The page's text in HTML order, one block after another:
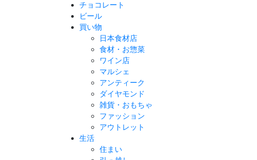
チョコレート
ビール
買い物
日本食材店
食材・お惣菜
ワイン店
マルシェ
アンティーク
ダイヤモンド
雑貨・おもちゃ
ファッション
アウトレット
生活
住まい